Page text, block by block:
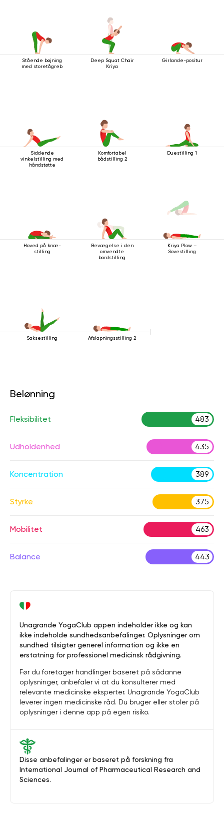
Stående bøjning
med storetågreb
Deep Squat Chair
Kriya
Girlande-positur
Siddende
vinkelstilling med
håndstøtte
Komfortabel
bådstilling 2
Duestilling 1
Hoved på knæ-
stilling
Bevægelse i den
omvendte
bordstilling
Kriya Plow –
Sovestilling
Saksestilling Afslapningsstilling 2
Belønning
Fleksibilitet 483
Udholdenhed 435
Koncentration 389
Styrke 375
Mobilitet 463
Balance 443
Disse anbefalinger er baseret på forskning fra
International Journal of Pharmaceutical Research and
Sciences.
Unagrande YogaClub appen indeholder ikke og kan
ikke indeholde sundhedsanbefalinger. Oplysninger om
sundhed tilsigter generel information og ikke en
erstatning for professionel medicinsk rådgivning.
Før du foretager handlinger baseret på sådanne
oplysninger, anbefaler vi at du konsulterer med
relevante medicinske eksperter. Unagrande YogaClub
leverer ingen medicinske råd. Du bruger eller stoler på
oplysninger i denne app på egen risiko.